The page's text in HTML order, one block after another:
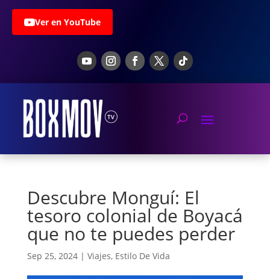
Ver en YouTube
Descubre Monguí: El
tesoro colonial de Boyacá
que no te puedes perder
Sep 25, 2024| Viajes, Estilo De Vida